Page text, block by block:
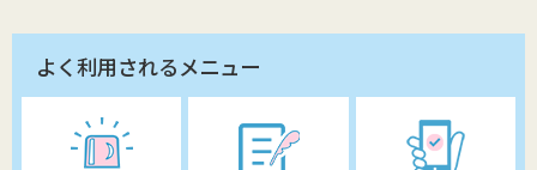
よく利用されるメニュー